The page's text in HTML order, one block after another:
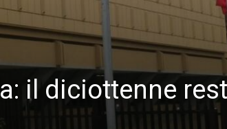
il diciottenne